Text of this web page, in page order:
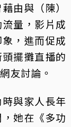
由與（陳）
量，影片成
，進而促成
擺攤直播的
友討論。
與家人長年
她在《多功